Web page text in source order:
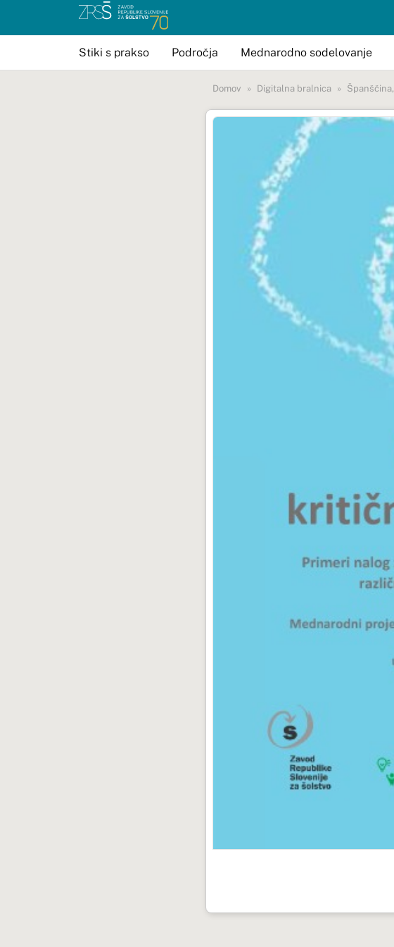
Stiki s prakso Področja Mednarodno sodelovanje
Domov Digitalna bralnica Španščina,